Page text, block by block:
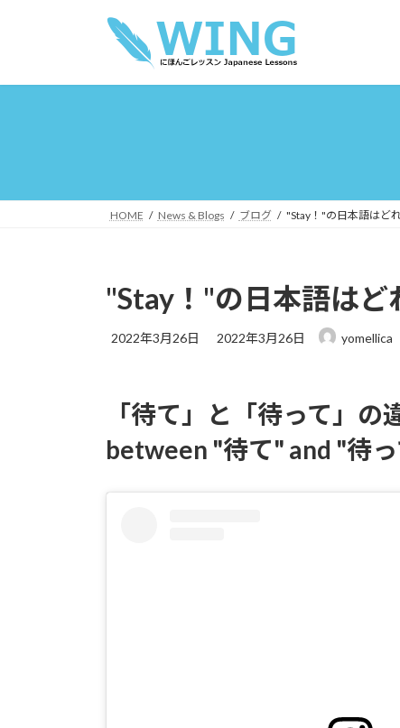
プ
動
HOME News & Blogs ブログ "Stay！"の日本語はど
"Stay！"の日本語はど
2022年3月26日
最
日
時
:
2022年3月26日 yomellica
「待て」と「待って」
between "待て" and "待